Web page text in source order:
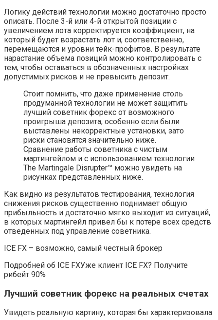
Логику действий технологии можно достаточно просто
описать. После 3-й или 4-й открытой позиции с
увеличением лота корректируется коэффициент, на
который будет возрастать лот и, соответственно,
перемещаются и уровни тейк-профитов. В результате
нарастание объема позиций можно контролировать с
тем, чтобы оставаться в обозначенных настройках
допустимых рисков и не превысить депозит.
Стоит помнить, что даже применение столь
продуманной технологии не может защитить
лучший советник форекс от возможного
проигрыша депозита, особенно если были
выставлены некорректные установки, зато
риски становятся значительно ниже.
Сравнение работы советника с чистым
мартингейлом и с использованием технологии
The Martingale Disrupter™ можно увидеть на
рисунках представленных ниже.
Как видно из результатов тестирования, технология
снижения рисков существенно поднимает общую
прибыльность и достаточно мягко выходит из ситуаций,
в которых мартингейл привел бы к потере всех средств
отведенных под управление советника.
ICE FX – возможно, самый честный брокер
Подробней об ICE FXУже клиент ICE FX? Получите
рибейт 90%
Лучший советник форекс на реальных счетах
Увидеть реальную картину, которая бы характеризовала